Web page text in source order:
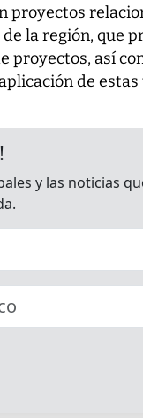
proyectos
la región, que
proyectos, así
de estas